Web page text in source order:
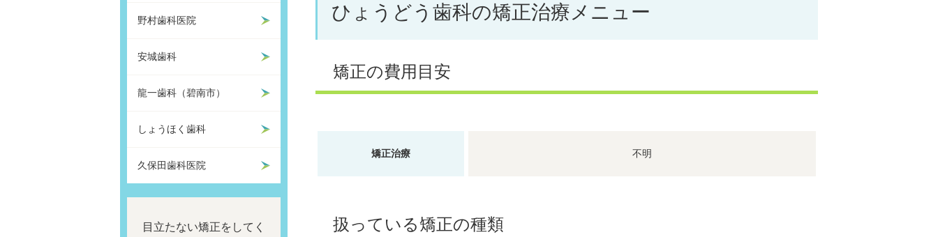
ひょうどう歯科の矯正治療メニュー
矯正の費用目安
矯正治療 不明
扱っている矯正の種類
野村歯科医院
安城歯科
龍一歯科（碧南市）
しょうほく歯科
久保田歯科医院
目立たない矯正をしてく